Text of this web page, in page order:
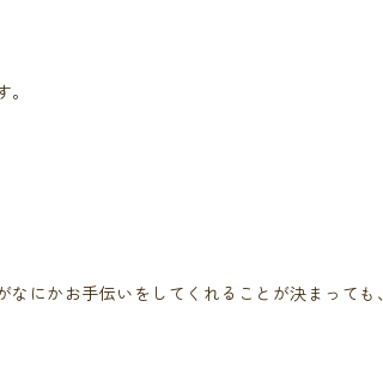
にかお手伝いをしてくれることが決まっても、